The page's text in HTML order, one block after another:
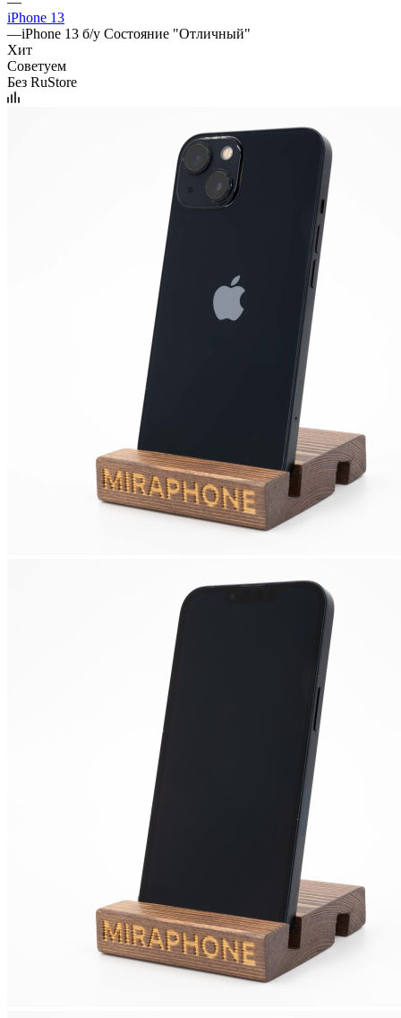
iPhone 13
—iPhone 13 б/у Состояние "Отличный"
Хит
Советуем
Без RuStore